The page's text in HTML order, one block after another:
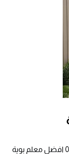
دهانات قطيفة جوتن بجدة جوال: 0565411907 افضل معلم بوية